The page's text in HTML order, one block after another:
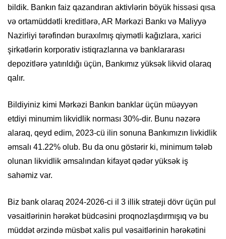
bildik. Bankın faiz qazandıran aktivlərin böyük hissəsi qısa
və ortamüddətli kreditlərə, AR Mərkəzi Bankı və Maliyyə
Nazirliyi tərəfindən buraxılmış qiymətli kağızlara, xarici
şirkətlərin korporativ istiqrazlarına və banklararası
depozitlərə yatırıldığı üçün, Bankımız yüksək likvid olaraq
qalır.
Bildiyiniz kimi Mərkəzi Bankın banklar üçün müəyyən
etdiyi minumim likvidlik norması 30%-dir. Bunu nəzərə
alaraq, qeyd edim, 2023-cü ilin sonuna Bankımızın livkidlik
əmsalı 41.22% olub. Bu da onu göstərir ki, minimum tələb
olunan likvidlik əmsalından kifayət qədər yüksək iş
sahəmiz var.
Biz bank olaraq 2024-2026-ci il 3 illik strateji dövr üçün pul
vəsaitlərinin hərəkət büdcəsini proqnozlaşdırmışıq və bu
müddət ərzində müsbət xalis pul vəsaitlərinin hərəkətini